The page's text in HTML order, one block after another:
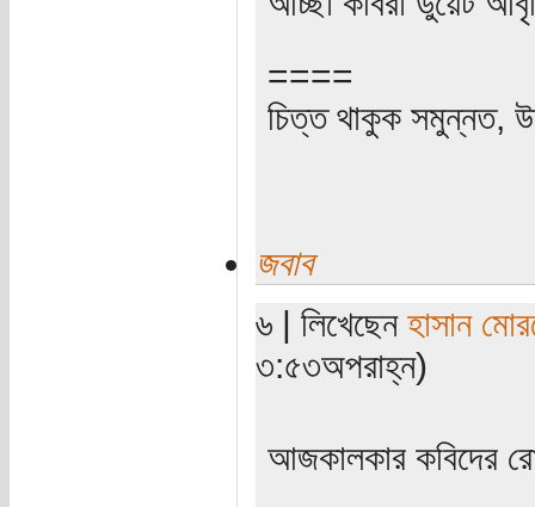
====
চিত্ত থাকুক সমুন্নত,
জবাব
৬ | লিখেছেন হাসান
৩:৫৩অপরাহ্ন)
আজকালকার কবিদের